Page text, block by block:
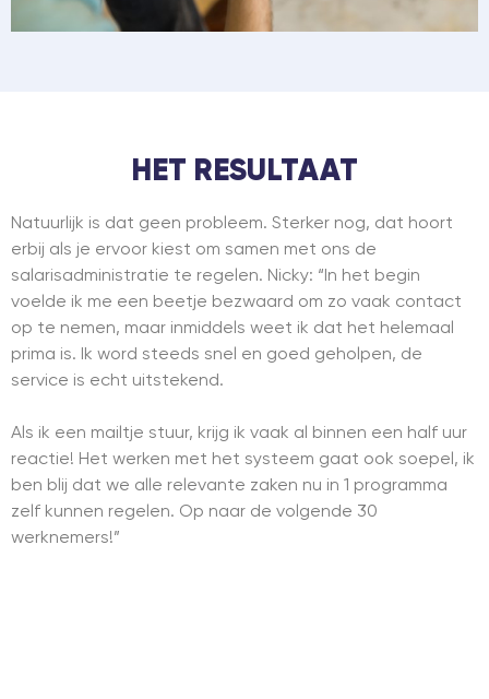
HET RESULTAAT
Natuurlijk is dat geen probleem. Sterker nog, dat hoort
erbij als je ervoor kiest om samen met ons de
salarisadministratie te regelen. Nicky: “In het begin
voelde ik me een beetje bezwaard om zo vaak contact
op te nemen, maar inmiddels weet ik dat het helemaal
prima is. Ik word steeds snel en goed geholpen, de
service is echt uitstekend.
Als ik een mailtje stuur, krijg ik vaak al binnen een half uur
reactie! Het werken met het systeem gaat ook soepel, ik
ben blij dat we alle relevante zaken nu in 1 programma
zelf kunnen regelen. Op naar de volgende 30
werknemers!”